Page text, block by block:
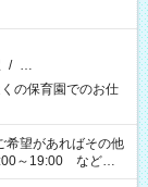
/ …
の保育園でのお仕
～19:00 など
て夕飯の準備がし